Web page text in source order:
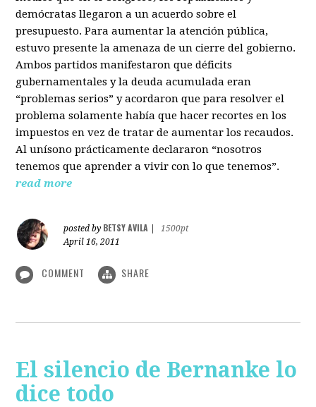
demócratas llegaron a un acuerdo sobre el
presupuesto. Para aumentar la atención pública,
estuvo presente la amenaza de un cierre del gobierno.
Ambos partidos manifestaron que déficits
gubernamentales y la deuda acumulada eran
“problemas serios” y acordaron que para resolver el
problema solamente había que hacer recortes en los
impuestos en vez de tratar de aumentar los recaudos.
Al unísono prácticamente declararon “nosotros
tenemos que aprender a vivir con lo que tenemos”.
read more
posted by BETSY AVILA
1500pt
April 16, 2011
COMMENT SHARE
El silencio de Bernanke lo
dice todo